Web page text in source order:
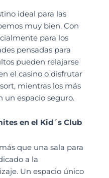
ideal para las
muy bien. Con
para los
pensadas para
pueden relajarse
el casino o disfrutar
mientras los más
un espacio seguro.
en el Kid´s Club
que una sala para
a la
Un espacio único